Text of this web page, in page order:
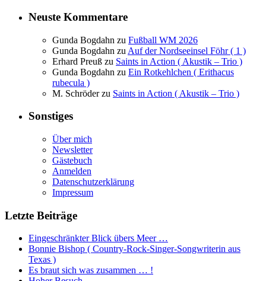
Neuste Kommentare
Gunda Bogdahn zu Fußball WM 2026
Gunda Bogdahn zu Auf der Nordseeinsel Föhr ( 1 )
Erhard Preuß zu Saints in Action ( Akustik – Trio )
Gunda Bogdahn zu Ein Rotkehlchen ( Erithacus
rubecula )
M. Schröderzu Saints in Action ( Akustik – Trio )
Sonstiges
Über mich
Newsletter
Gästebuch
Anmelden
Datenschutzerklärung
Impressum
Letzte Beiträge
Eingeschränkter Blick übers Meer …
Bonnie Bishop ( Country-Rock-Singer-Songwriterin aus
Texas )
Es braut sich was zusammen … !